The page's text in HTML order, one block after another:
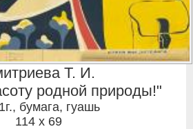
Т. И.
родной природы!"
, бумага, гуашь
114 x 69